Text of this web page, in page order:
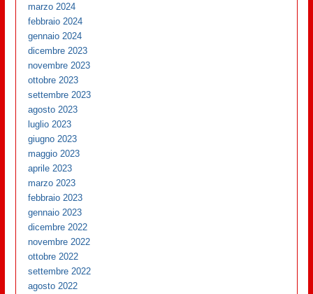
marzo 2024
febbraio 2024
gennaio 2024
dicembre 2023
novembre 2023
ottobre 2023
settembre 2023
agosto 2023
luglio 2023
giugno 2023
maggio 2023
aprile 2023
marzo 2023
febbraio 2023
gennaio 2023
dicembre 2022
novembre 2022
ottobre 2022
settembre 2022
agosto 2022